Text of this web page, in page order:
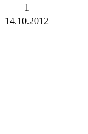
1
14.10.2012